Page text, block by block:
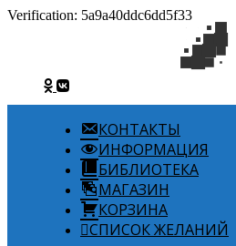
Verification: 5a9a40ddc6dd5f33
КОНТАКТЫ
ИНФОРМАЦИЯ
БИБЛИОТЕКА
МАГАЗИН
КОРЗИНА
СПИСОК ЖЕЛАНИЙ